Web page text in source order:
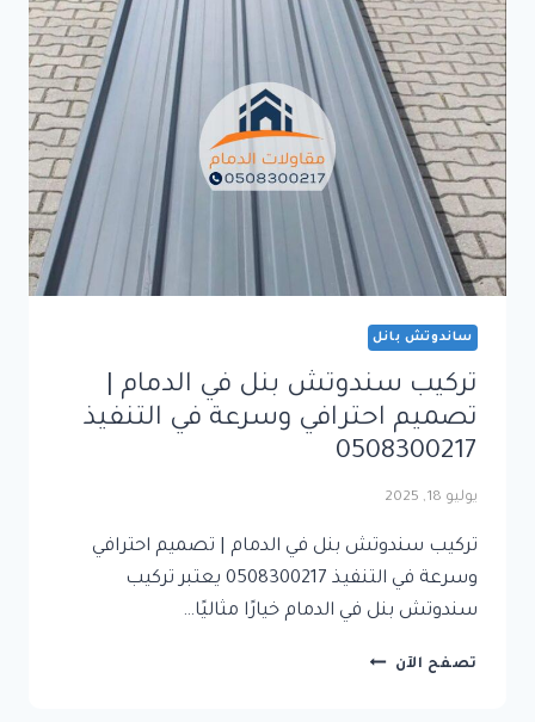
ساندوتش بانل
تركيب سندوتش بنل في الدمام |
تصميم احترافي وسرعة في التنفيذ
0508300217
يوليو 18, 2025
تركيب سندوتش بنل في الدمام | تصميم احترافي
وسرعة في التنفيذ 0508300217 يعتبر تركيب
سندوتش بنل في الدمام خيارًا مثاليًا…
تصفح الآن تركيب